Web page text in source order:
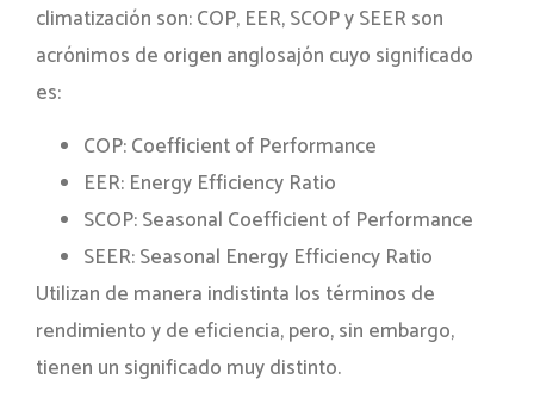
climatización son: COP, EER, SCOP y SEER son
acrónimos de origen anglosajón cuyo significado
es:
COP: Coefficient of Performance
EER: Energy Efficiency Ratio
SCOP: Seasonal Coefficient of Performance
SEER: Seasonal Energy Efficiency Ratio
Utilizan de manera indistinta los términos de
rendimiento y de eficiencia, pero, sin embargo,
tienen un significado muy distinto.